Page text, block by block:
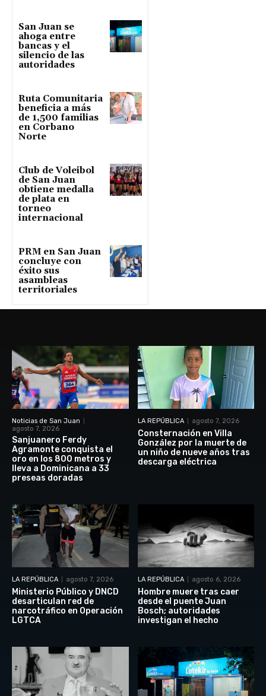
San Juan se
ahoga entre
bancas y el
silencio de las
autoridades
Ruta Comunitaria
beneficia a más
de 1,500 familias
en Corbano
Norte
Club de Voleibol
de San Juan
obtiene medalla
de plata en
torneo
internacional
PRM en San Juan
concluye con
éxito sus
asambleas
territoriales
Noticias de San Juan
agosto 7, 2026
Sanjuanero Ferdy
Agramonte conquista el
oro en los 800 metros y
lleva a Dominicana a 33
preseas doradas
LA REPÚBLICA agosto 7, 2026
Consternación en Villa
González por la muerte de
un niño de nueve años tras
descarga eléctrica
LA REPÚBLICA agosto 7, 2026
Ministerio Público y DNCD
desarticulan red de
narcotráfico en Operación
LGTCA
LA REPÚBLICA agosto 6, 2026
Hombre muere tras caer
desde el puente Juan
Bosch; autoridades
investigan el hecho